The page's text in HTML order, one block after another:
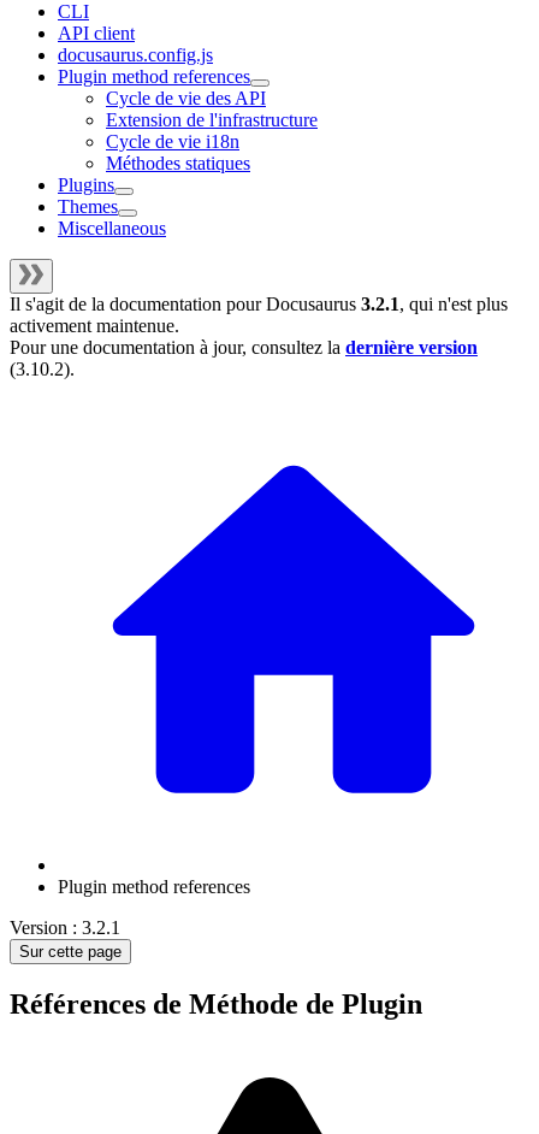
CLI
API client
docusaurus.config.js
Plugin method references
Cycle de vie des API
Extension de l'infrastructure
Cycle de vie i18n
Méthodes statiques
Plugins
Themes
Miscellaneous
Il s'agit de la documentation pourDocusaurus 3.2.1, qui n'est plus
activement maintenue.
Pour une documentation à jour, consultez la dernière version
(3.10.2).
Plugin method references
Version : 3.2.1
Sur cette page
Références de Méthode de Plugin